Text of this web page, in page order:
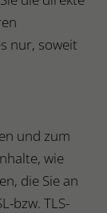
nur, soweit
und zum
wie
die Sie an
bzw. TLS-